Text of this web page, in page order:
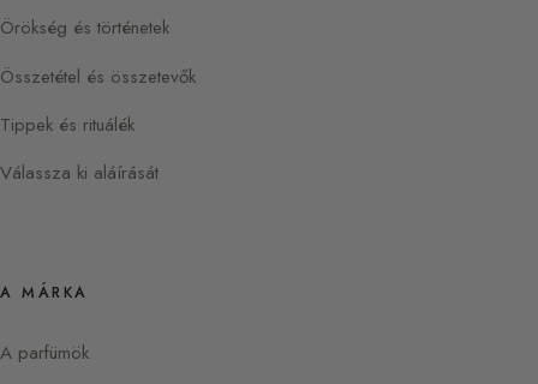
Örökség és történetek
Összetétel és összetevők
Tippek és rituálék
Válassza ki aláírását
A MÁRKA
A parfümök